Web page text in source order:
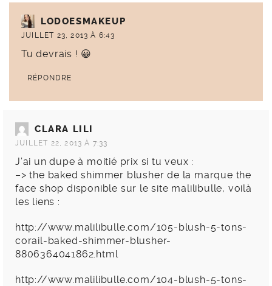
LODOESMAKEUP
JUILLET 23, 2013 À 6:43
Tu devrais ! 😀
RÉPONDRE
CLARA LILI
JUILLET 22, 2013 À 7:33
J’ai un dupe à moitié prix si tu veux :
–> the baked shimmer blusher de la marque the
face shop disponible sur le site malilibulle, voilà
les liens :
http://www.malilibulle.com/105-blush-5-tons-
corail-baked-shimmer-blusher-
8806364041862.html
http://www.malilibulle.com/104-blush-5-tons-